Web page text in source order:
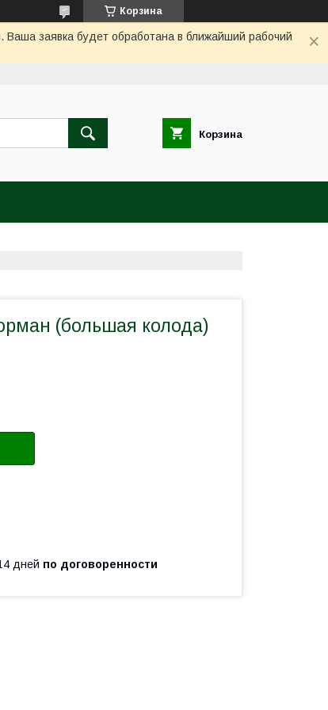
Корзина
Ваша заявка будет обработана в ближайший рабочий
Корзина
(большая колода)
дней по договоренности